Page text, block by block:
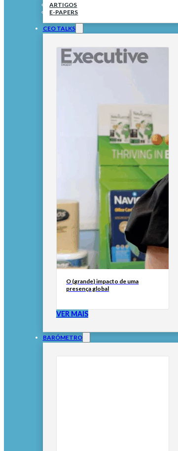
ARTIGOS
E-PAPERS
CEO TALKS
O (grande) impacto de uma
presença global
VER MAIS
BARÓMETRO